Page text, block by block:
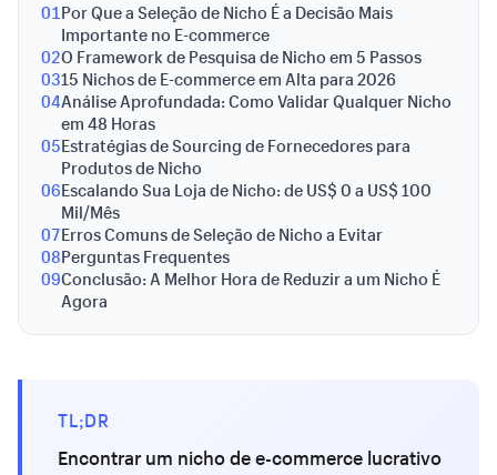
01Por Que a Seleção de Nicho É a Decisão Mais
Importante no E-commerce
02O Framework de Pesquisa de Nicho em 5 Passos
0315 Nichos de E-commerce em Alta para 2026
04Análise Aprofundada: Como Validar Qualquer Nicho
em 48 Horas
05Estratégias de Sourcing de Fornecedores para
Produtos de Nicho
06Escalando Sua Loja de Nicho: de US$ 0 a US$ 100
Mil/Mês
07Erros Comuns de Seleção de Nicho a Evitar
08Perguntas Frequentes
09Conclusão: A Melhor Hora de Reduzir a um Nicho É
Agora
TL;DR
Encontrar um nicho de e-commerce lucrativo